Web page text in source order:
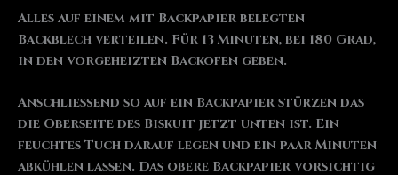
Alles auf einem mit Backpapier belegten
Backblech verteilen. Für 13 Minuten, bei 180 Grad,
in den vorgeheizten Backofen geben.
Anschließend so auf ein Backpapier stürzen das
die Oberseite des Biskuit jetzt unten ist. Ein
feuchtes Tuch darauf legen und ein paar Minuten
abkühlen lassen. Das obere Backpapier vorsichtig